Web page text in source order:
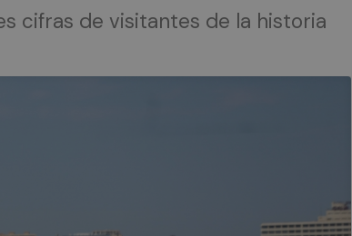
cifras de visitantes de la historia